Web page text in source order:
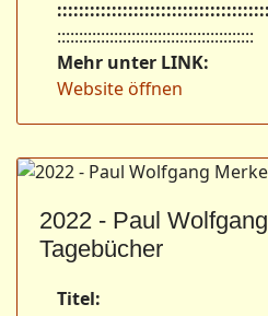
:::::::::::::::::::::::::::::::::::::::::::::
Mehr unter LINK:
Website öffnen
2022 - Paul
Tagebücher
Titel: